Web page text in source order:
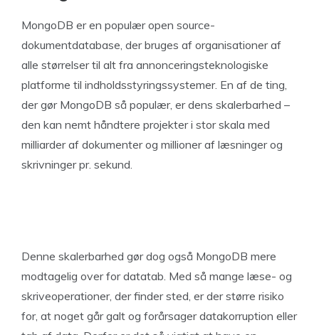
MongoDB er en populær open source-
dokumentdatabase, der bruges af organisationer af
alle størrelser til alt fra annonceringsteknologiske
platforme til indholdsstyringssystemer. En af de ting,
der gør MongoDB så populær, er dens skalerbarhed –
den kan nemt håndtere projekter i stor skala med
milliarder af dokumenter og millioner af læsninger og
skrivninger pr. sekund.
Denne skalerbarhed gør dog også MongoDB mere
modtagelig over for datatab. Med så mange læse- og
skriveoperationer, der finder sted, er der større risiko
for, at noget går galt og forårsager datakorruption eller